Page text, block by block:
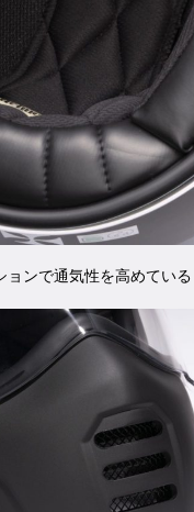
ョンで通気性を高めている